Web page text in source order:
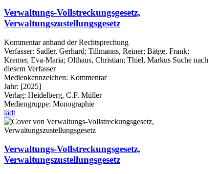
Verwaltungs-Vollstreckungsgesetz,
Verwaltungszustellungsgesetz
Kommentar anhand der Rechtsprechung
Verfasser: Sadler, Gerhard; Tillmanns, Reiner; Bätge, Frank;
Kremer, Eva-Maria; Olthaus, Christian; Thiel, Markus Suche nach
diesem Verfasser
Medienkennzeichen: Kommentar
Jahr: [2025]
Verlag: Heidelberg, C.F. Müller
Mediengruppe: Monographie
lädt
Verwaltungs-Vollstreckungsgesetz,
Verwaltungszustellungsgesetz